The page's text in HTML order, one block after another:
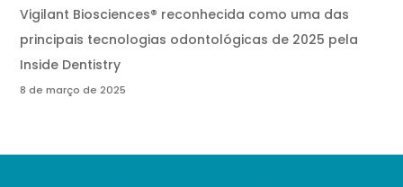
Vigilant Biosciences® reconhecida como uma das
principais tecnologias odontológicas de 2025 pela
Inside Dentistry
8 de março de 2025